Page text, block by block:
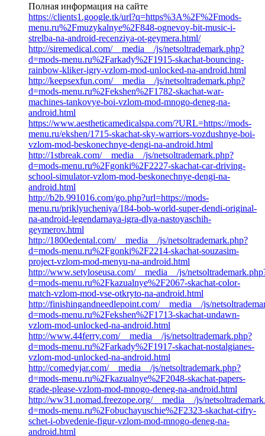
Полная информация на сайте
https://clients1.google.tk/url?q=https%3A%2F%2Fmods-
menu.ru%2Fmuzykalnye%2F848-ognevoy-bit-music-i-
strelba-na-android-recenziya-ot-geymera.html/
http://siremedical.com/__media__/js/netsoltrademark.php?
d=mods-menu.ru%2Farkady%2F1915-skachat-bouncing-
rainbow-kliker-igry-vzlom-mod-unlocked-na-android.html
http://keepsexfun.com/__media__/js/netsoltrademark.php?
d=mods-menu.ru%2Fekshen%2F1782-skachat-war-
machines-tankovye-boi-vzlom-mod-mnogo-deneg-na-
android.html
https://www.aestheticamedicalspa.com/?URL=https://mods-
menu.ru/ekshen/1715-skachat-sky-warriors-vozdushnye-boi-
vzlom-mod-beskonechnye-dengi-na-android.html
http://1stbreak.com/__media__/js/netsoltrademark.php?
d=mods-menu.ru%2Fgonki%2F2227-skachat-car-driving-
school-simulator-vzlom-mod-beskonechnye-dengi-na-
android.html
http://b2b.991016.com/go.php?url=https://mods-
menu.ru/priklyucheniya/184-bob-world-super-dendi-original-
na-android-legendarnaya-igra-dlya-nastoyaschih-
geymerov.html
http://1800edental.com/__media__/js/netsoltrademark.php?
d=mods-menu.ru%2Fgonki%2F2214-skachat-souzasim-
project-vzlom-mod-menyu-na-android.html
http://www.setyloseusa.com/__media__/js/
d=mods-menu.ru%2Fkazualnye%2F2067-skachat-color-
match-vzlom-mod-vse-otkryto-na-android.html
http://finishingandneedlepoint.com/__media__/js/
d=mods-menu.ru%2Fekshen%2F1713-skachat-undawn-
vzlom-mod-unlocked-na-android.html
http://www.44ferry.com/__media__/js/netsoltrademark.php?
d=mods-menu.ru%2Farkady%2F1917-skachat-nostalgianes-
vzlom-mod-unlocked-na-android.html
http://comedyjar.com/__media__/js/netsoltrademark.php?
d=mods-menu.ru%2Fkazualnye%2F2048-skachat-papers-
grade-please-vzlom-mod-mnogo-deneg-na-android.html
http://ww31.nomad.freezope.org/__media__/js/
d=mods-menu.ru%2Fobuchayuschie%2F2323-skachat-cifry-
schet-i-obvedenie-figur-vzlom-mod-mnogo-deneg-na-
android.html